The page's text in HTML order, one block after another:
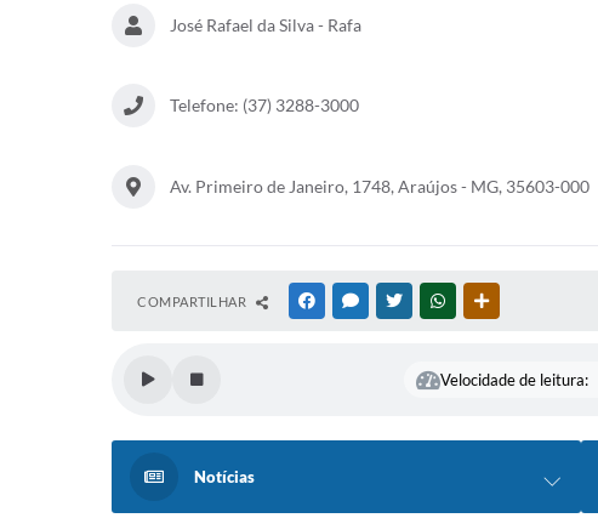
José Rafael da Silva - Rafa
Telefone: (37) 3288-3000
Av. Primeiro de Janeiro, 1748, Araújos - MG, 35603-000
COMPARTILHAR FACEBOOKMESSENGER
TWITTERWHATSAPP
Velocidade de leitura:
Notícias